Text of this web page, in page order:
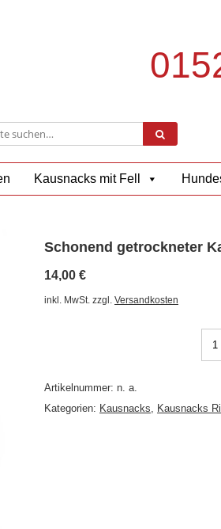
Kausnacks mit Fell
Schonend getrockneter
14,00 €
inkl. MwSt. zzgl. Versandkosten
Artikelnummer: n. a.
Kategorien: Kausnacks, Kausnacks